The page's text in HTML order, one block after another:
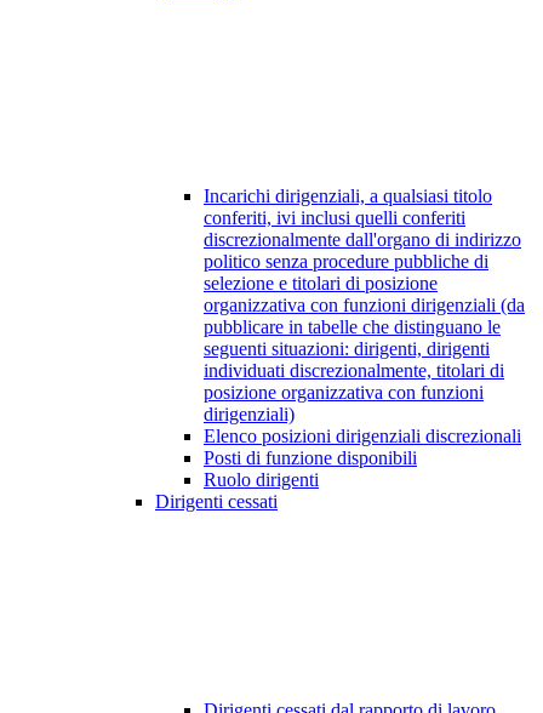
Incarichi dirigenziali, a qualsiasi titolo
conferiti, ivi inclusi quelli conferiti
discrezionalmente dall'organo di indirizzo
politico senza procedure pubbliche di
selezione e titolari di posizione
organizzativa con funzioni dirigenziali (da
pubblicare in tabelle che distinguano le
seguenti situazioni: dirigenti, dirigenti
individuati discrezionalmente, titolari di
posizione organizzativa con funzioni
dirigenziali)
Elenco posizioni dirigenziali discrezionali
Posti di funzione disponibili
Ruolo dirigenti
Dirigenti cessati